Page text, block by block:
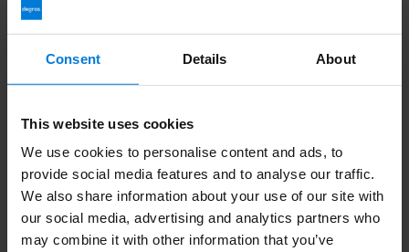
Consent Details About
This website uses cookies
We use cookies to personalise content and ads, to
provide social media features and to analyse our traffic.
We also share information about your use of our site with
our social media, advertising and analytics partners who
may combine it with other information that you’ve
Vous avez des questions sur ce produit ?
Contactez notreService client
59 02
Vu(s) récemment